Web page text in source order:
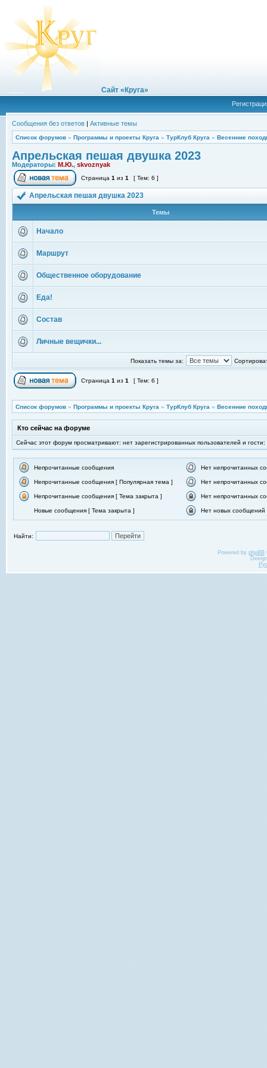
Сайт «Круга»
Сообщения без ответов | Активные темы
Список форумов » Программы и проекты Круга » ТурКлуб Круга » Весенние
Апрельская пешая двушка 2023
Модераторы: М.Ю., skvoznyak
Страница 1 из 1 [ Тем: 6 ]
Апрельская пешая двушка 2023
Темы
Начало
Маршрут
Общественное оборудование
Еда!
Состав
Личные вещички...
Показать темы за:
Страница 1 из 1 [ Тем: 6 ]
Список форумов » Программы и проекты Круга » ТурКлуб Круга » Весенние
Кто сейчас на форуме
Сейчас этот форум просматривают: нет зарегистрированных пользователей и гости:
Непрочитанные сообщения Нет непрочитанных
Непрочитанные сообщения [ Популярная тема ] Нет непрочитанных
Непрочитанные сообщения [ Тема закрыта ] Нет непрочитанных
Новые сообщения [ Тема закрыта ] Нет новых сообщений
Найти:
Powered by phpBB